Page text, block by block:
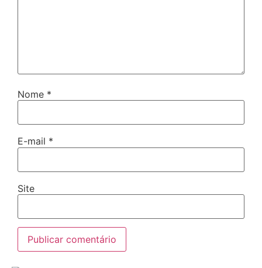
Nome *
E-mail *
Site